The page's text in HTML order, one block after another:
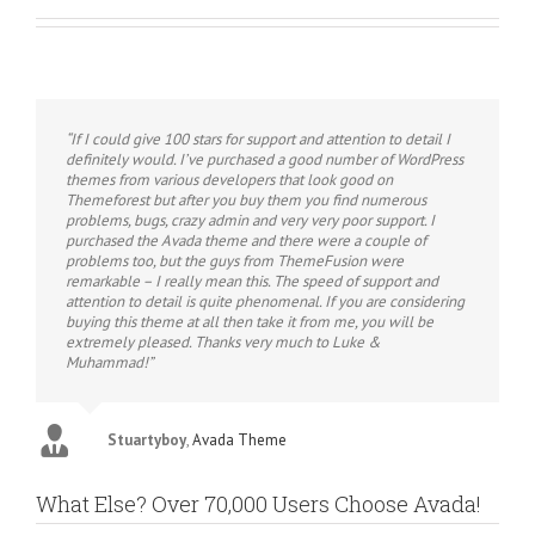
“If I could give 100 stars for support and attention to detail I
definitely would. I’ve purchased a good number of WordPress
themes from various developers that look good on
Themeforest but after you buy them you find numerous
problems, bugs, crazy admin and very very poor support. I
purchased the Avada theme and there were a couple of
problems too, but the guys from ThemeFusion were
remarkable – I really mean this. The speed of support and
attention to detail is quite phenomenal. If you are considering
buying this theme at all then take it from me, you will be
extremely pleased. Thanks very much to Luke &
Muhammad!”
Stuartyboy,Avada Theme
What Else? Over 70,000 Users Choose Avada!